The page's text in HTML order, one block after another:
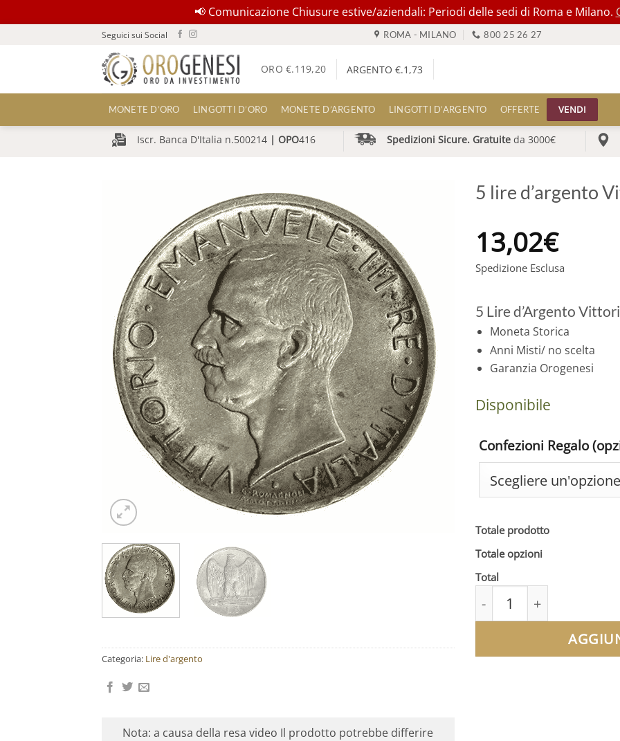
📢 Comunicazione Chiusure estive/aziendali: Periodi delle sedi di Roma e Milano.
Seguici sui Social ROMA - MILANO 800 25 26 27
ORO €.119,20 ARGENTO €.1,73
MONETE D’ORO LINGOTTI D’ORO MONETE D’ARGENTO LINGOTTI D’ARGENTO OFFERTE VENDI
Iscr. Banca D'Italia n.500214 | OPO416 Spedizioni Sicure. Gratuite da 3000€
Categoria: Lire d'argento
Nota: a causa della resa video Il prodotto potrebbe differire
5 lire d’argento
13,02€
Spedizione Esclusa
5 Lire d’Argento
Moneta Storica
Anni Misti/ no scelta
Garanzia Orogenesi
Disponibile
Confezioni Regalo
Totale prodotto
Totale opzioni
Total
5 lire d'argento